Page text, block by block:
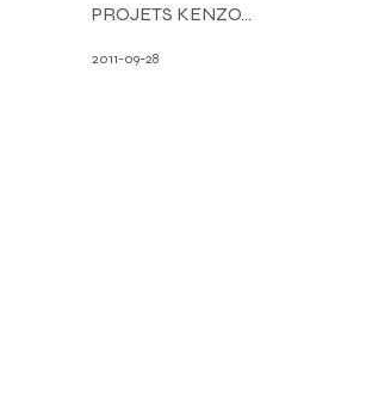
PROJETS KENZO…
2011-09-28